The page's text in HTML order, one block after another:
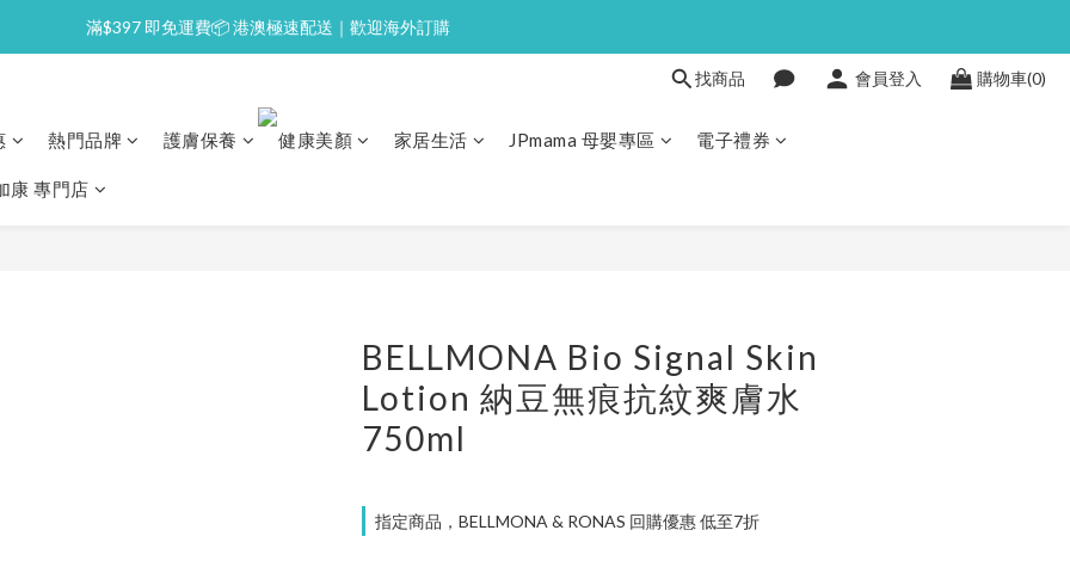
⭐逢星期一malluxe day｜7%購物金回贈
滿$397 即免運費📦 港澳極速配送｜歡迎海外訂購
⭐逢星期一malluxe day｜7%購物金回贈
找商品 會員登入 購物車(0)
熱門品牌 護膚保養 健康美顏 家居生活 JPmama 母嬰專區 電子禮券
康 專門店
BELLMONA Bio Signal Skin
Lotion 納豆無痕抗紋爽膚水
750ml
指定商品，BELLMONA & RONAS 回購優惠 低至7折